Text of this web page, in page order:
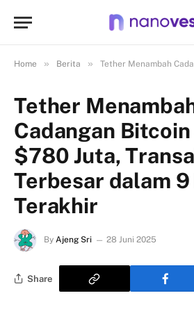
Home » Berita » Tether Menambah Cadangan Bitcoin Senilai
Tether
Cadangan
$780 Juta,
Terbesar dalam
Terakhir
By Ajeng Sri 28 Juni 2025
Share